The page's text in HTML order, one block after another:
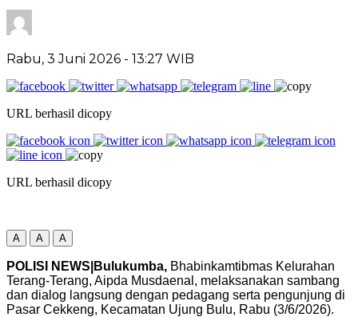
Rabu, 3 Juni 2026 - 13:27 WIB
URL berhasil dicopy
URL berhasil dicopy
A A A
POLISI NEWS|Bulukumba, Bhabinkamtibmas Kelurahan
Terang-Terang, Aipda Musdaenal, melaksanakan sambang
dan dialog langsung dengan pedagang serta pengunjung di
Pasar Cekkeng, Kecamatan Ujung Bulu, Rabu (3/6/2026).